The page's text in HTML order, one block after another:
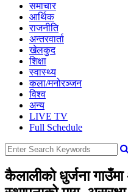
समाचार
आर्थिक
राजनीति
अन्तरवार्ता
खेलकुद
शिक्षा
स्वास्थ्य
कला/मनोरञ्जन
विश्व
अन्य
LIVE TV
Full Schedule
कैलालीको धुर्जना